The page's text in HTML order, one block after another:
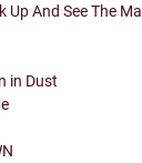
Up And See The
in Dust